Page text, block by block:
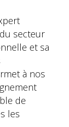
secteur
et sa
à nos
de
les